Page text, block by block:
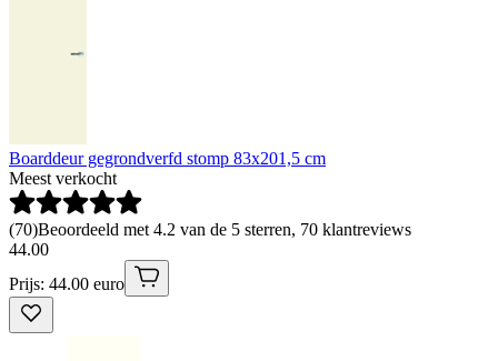
Boarddeur gegrondverfd stomp 83x201,5 cm
Meest verkocht
(70)Beoordeeld met 4.2 van de 5 sterren, 70 klantreviews
44.00
Prijs: 44.00 euro